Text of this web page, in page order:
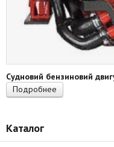
Судновий бензиновий
Подробнее
Каталог